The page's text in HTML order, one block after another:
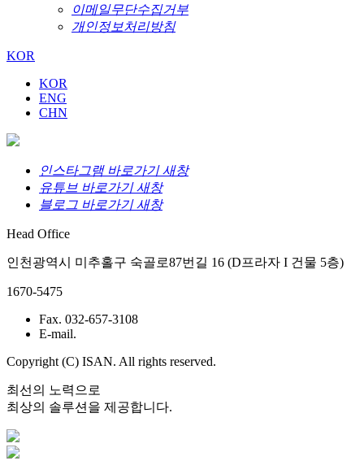
이메일무단수집거부
개인정보처리방침
KOR
KOR
ENG
CHN
인스타그램 바로가기 새창
유튜브 바로가기 새창
블로그 바로가기 새창
Head Office
인천광역시 미추홀구 숙골로87번길 16 (D프라자 I 건물 5층)
1670-5475
Fax. 032-657-3108
E-mail.
Copyright (C) ISAN. All rights reserved.
최선의 노력으로
최상의 솔루션을 제공합니다.